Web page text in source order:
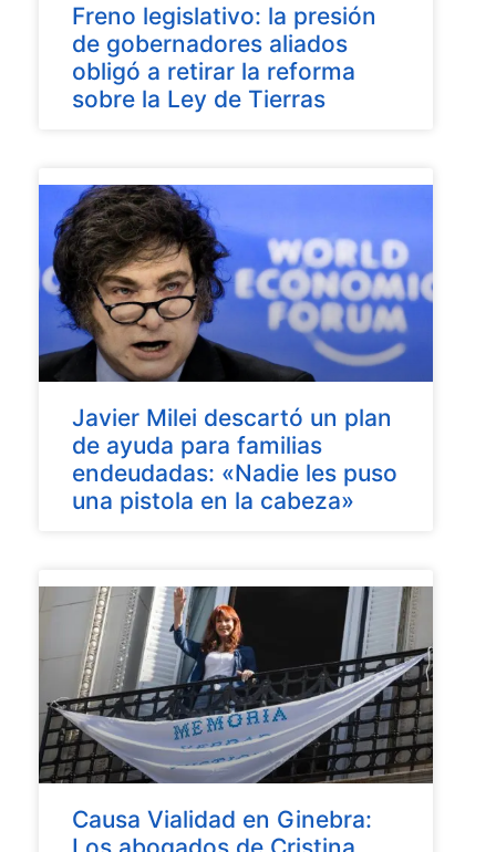
Freno legislativo: la presión
de gobernadores aliados
obligó a retirar la reforma
sobre la Ley de Tierras
Javier Milei descartó un plan
de ayuda para familias
endeudadas: «Nadie les puso
una pistola en la cabeza»
Causa Vialidad en Ginebra: